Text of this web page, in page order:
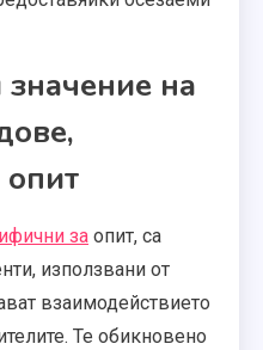
на
за опит, са
използвани от
взаимодействието
Те обикновено